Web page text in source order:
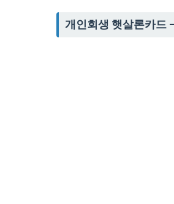
개인회생 햇살론카드